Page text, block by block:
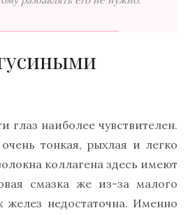
глаз наиболее чувствителен.
тонкая, рыхлая и легко
коллагена здесь имеют
смазка же из-за малого
желез недостаточна. Именно